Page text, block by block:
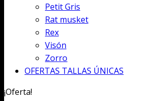
Petit Gris
Rat musket
Rex
Visón
Zorro
OFERTAS TALLAS ÚNICAS
¡Oferta!